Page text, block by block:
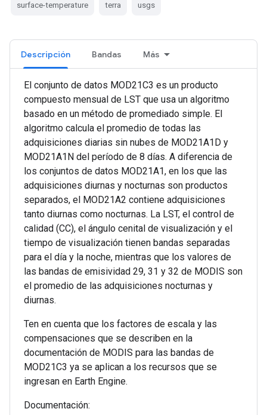
surface-temperature terra usgs
Descripción Bandas Más
El conjunto de datos MOD21C3 es un producto
compuesto mensual de LST que usa un algoritmo
basado en un método de promediado simple. El
algoritmo calcula el promedio de todas las
adquisiciones diarias sin nubes de MOD21A1D y
MOD21A1N del período de 8 días. A diferencia de
los conjuntos de datos MOD21A1, en los que las
adquisiciones diurnas y nocturnas son productos
separados, el MOD21A2 contiene adquisiciones
tanto diurnas como nocturnas. La LST, el control de
calidad (CC), el ángulo cenital de visualización y el
tiempo de visualización tienen bandas separadas
para el día y la noche, mientras que los valores de
las bandas de emisividad 29, 31 y 32 de MODIS son
el promedio de las adquisiciones nocturnas y
diurnas.
Ten en cuenta que los factores de escala y las
compensaciones que se describen en la
documentación de MODIS para las bandas de
MOD21C3 ya se aplican a los recursos que se
ingresan en Earth Engine.
Documentación: